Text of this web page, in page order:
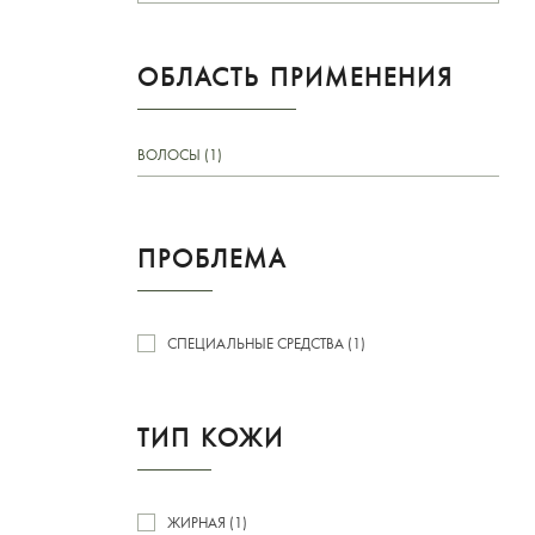
ОБЛАСТЬ ПРИМЕНЕНИЯ
ВОЛОСЫ (1)
ПРОБЛЕМА
СПЕЦИАЛЬНЫЕ СРЕДСТВА (1)
ТИП КОЖИ
ЖИРНАЯ (1)